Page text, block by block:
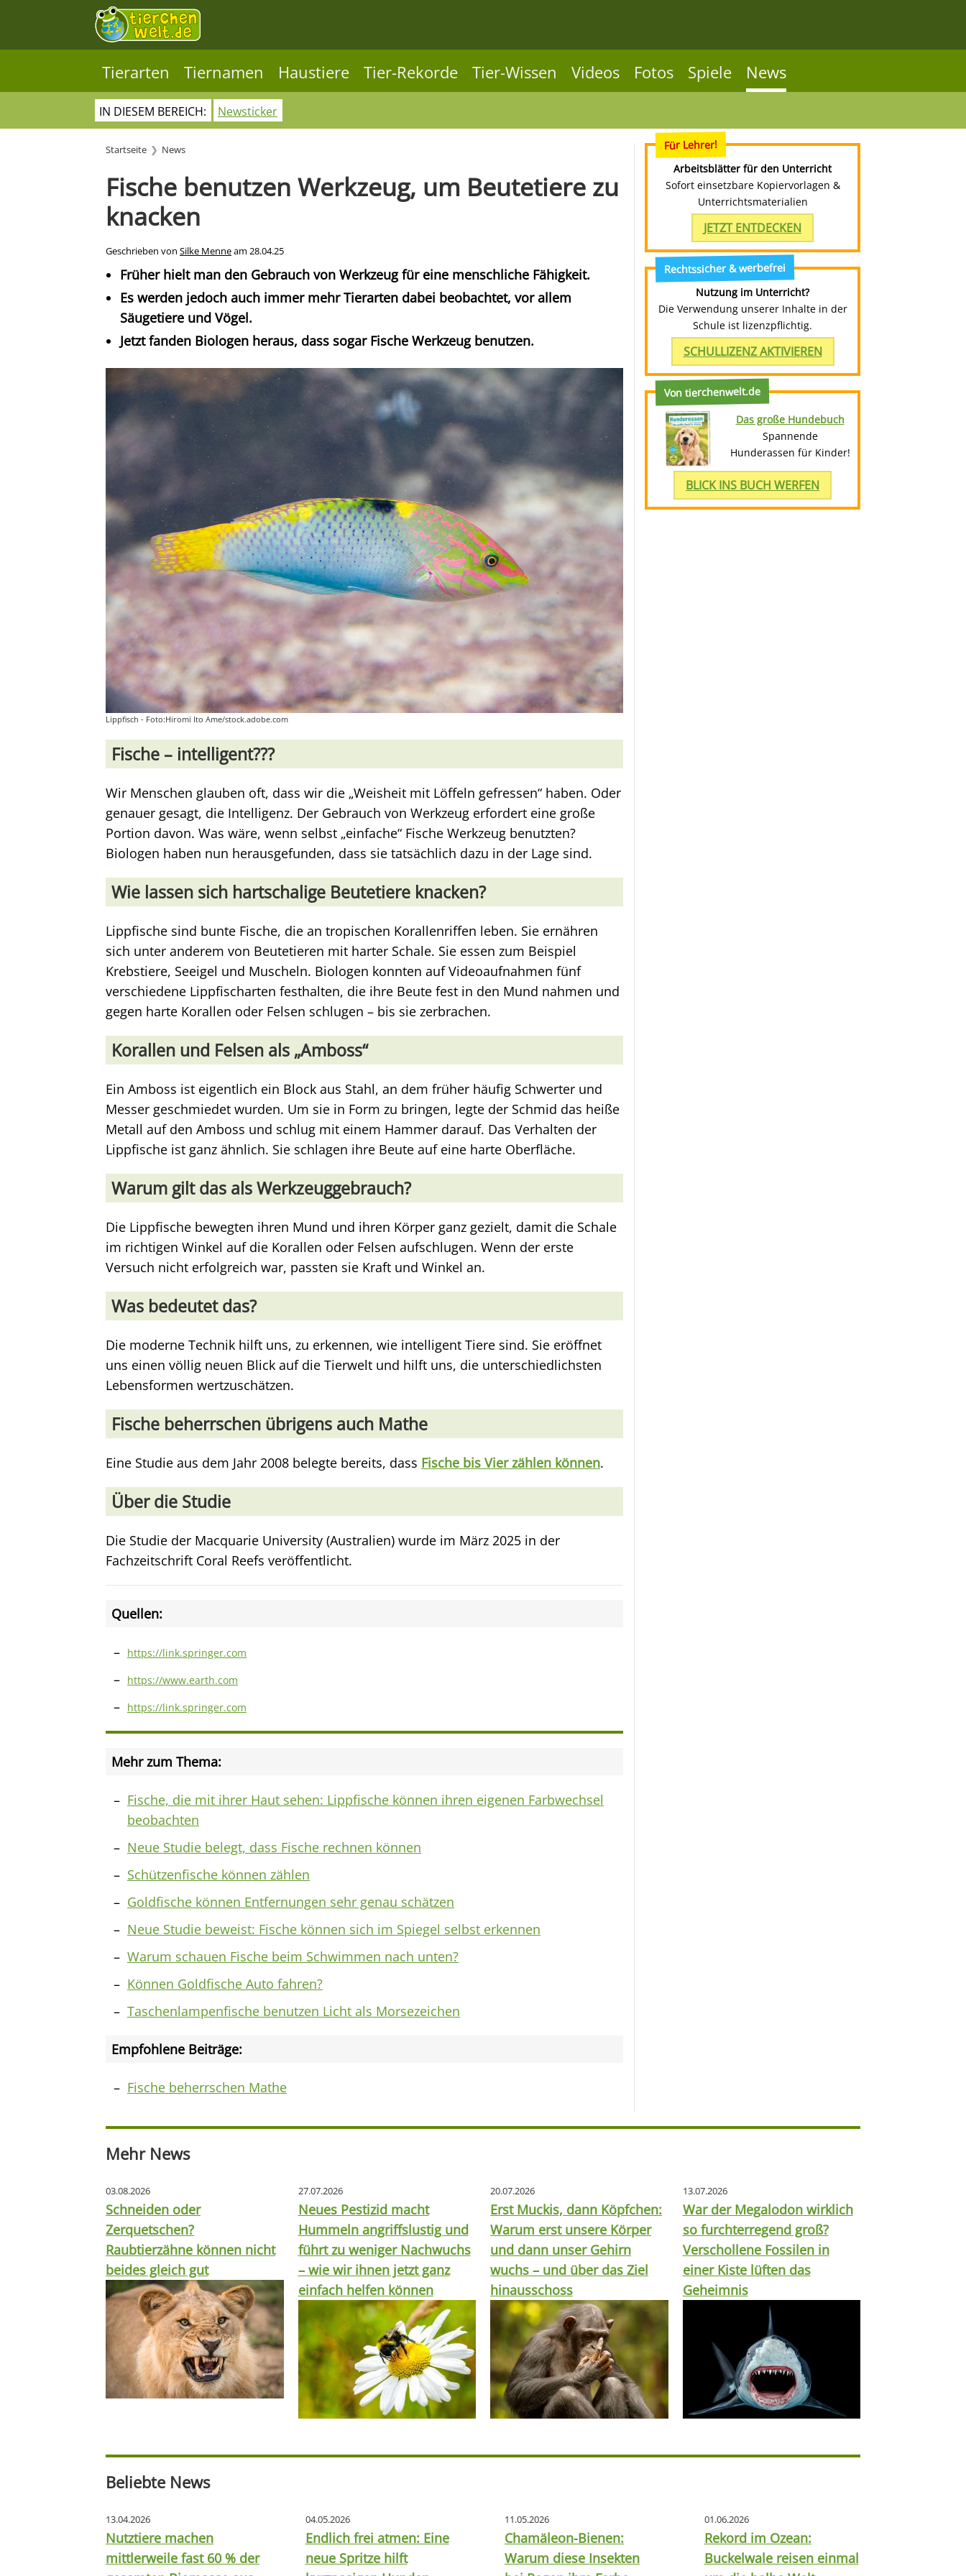
Tierarten Tiernamen Haustiere Tier-Rekorde Tier-Wissen Videos Fotos Spiele News
IN DIESEM BEREICH: Newsticker
Startseite News
Fische benutzen Werkzeug, um Beutetiere zu
knacken
Geschrieben von Silke Menneam 28.04.25
Früher hielt man den Gebrauch von Werkzeug für eine menschliche Fähigkeit.
Es werden jedoch auch immer mehr Tierarten dabei beobachtet, vor allem
Säugetiere und Vögel.
Jetzt fanden Biologen heraus, dass sogar Fische Werkzeug benutzen.
Lippfisch - Foto:Hiromi Ito Ame/stock.adobe.com
Fische – intelligent???
Wir Menschen glauben oft, dass wir die „Weisheit mit Löffeln gefressen“ haben. Oder
genauer gesagt, die Intelligenz. Der Gebrauch von Werkzeug erfordert eine große
Portion davon. Was wäre, wenn selbst „einfache“ Fische Werkzeug benutzten?
Biologen haben nun herausgefunden, dass sie tatsächlich dazu in der Lage sind.
Wie lassen sich hartschalige Beutetiere knacken?
Lippfische sind bunte Fische, die an tropischen Korallenriffen leben. Sie ernähren
sich unter anderem von Beutetieren mit harter Schale. Sie essen zum Beispiel
Krebstiere, Seeigel und Muscheln. Biologen konnten auf Videoaufnahmen fünf
verschiedene Lippfischarten festhalten, die ihre Beute fest in den Mund nahmen und
gegen harte Korallen oder Felsen schlugen – bis sie zerbrachen.
Korallen und Felsen als „Amboss“
Ein Amboss ist eigentlich ein Block aus Stahl, an dem früher häufig Schwerter und
Messer geschmiedet wurden. Um sie in Form zu bringen, legte der Schmid das heiße
Metall auf den Amboss und schlug mit einem Hammer darauf. Das Verhalten der
Lippfische ist ganz ähnlich. Sie schlagen ihre Beute auf eine harte Oberfläche.
Warum gilt das als Werkzeuggebrauch?
Die Lippfische bewegten ihren Mund und ihren Körper ganz gezielt, damit die Schale
im richtigen Winkel auf die Korallen oder Felsen aufschlugen. Wenn der erste
Versuch nicht erfolgreich war, passten sie Kraft und Winkel an.
Was bedeutet das?
Die moderne Technik hilft uns, zu erkennen, wie intelligent Tiere sind. Sie eröffnet
uns einen völlig neuen Blick auf die Tierwelt und hilft uns, die unterschiedlichsten
Lebensformen wertzuschätzen.
Fische beherrschen übrigens auch Mathe
Eine Studie aus dem Jahr 2008 belegte bereits, dass Fische bis Vier zählen können.
Über die Studie
Die Studie der Macquarie University (Australien) wurde im März 2025 in der
Fachzeitschrift Coral Reefs veröffentlicht.
Quellen:
https://link.springer.com
https://www.earth.com
https://link.springer.com
Mehr zum Thema:
Fische, die mit ihrer Haut sehen: Lippfische können ihren eigenen Farbwechsel
beobachten
Neue Studie belegt, dass Fische rechnen können
Schützenfische können zählen
Goldfische können Entfernungen sehr genau schätzen
Neue Studie beweist: Fische können sich im Spiegel selbst erkennen
Warum schauen Fische beim Schwimmen nach unten?
Können Goldfische Auto fahren?
Taschenlampenfische benutzen Licht als Morsezeichen
Empfohlene Beiträge:
Fische beherrschen Mathe
Für Lehrer!
Arbeitsblätter für den Unterricht
Sofort einsetzbare Kopiervorlagen &
Unterrichtsmaterialien
JETZT ENTDECKEN
Rechtssicher & werbefrei
Nutzung im Unterricht?
Die Verwendung unserer Inhalte in der
Schule ist lizenzpflichtig.
SCHULLIZENZ AKTIVIEREN
Von tierchenwelt.de
Das große Hundebuch
Spannende
Hunderassen für Kinder!
BLICK INS BUCH WERFEN
Mehr News
03.08.2026
Schneiden oder
Zerquetschen?
Raubtierzähne können nicht
beides gleich gut
27.07.2026
Neues Pestizid macht
Hummeln angriffslustig und
führt zu weniger Nachwuchs
– wie wir ihnen jetzt ganz
einfach helfen können
20.07.2026
Erst Muckis, dann Köpfchen:
Warum erst unsere Körper
und dann unser Gehirn
wuchs – und über das Ziel
hinausschoss
13.07.2026
War der Megalodon wirklich
so furchterregend groß?
Verschollene Fossilen in
einer Kiste lüften das
Geheimnis
Beliebte News
13.04.2026
Nutztiere machen
mittlerweile fast 60 % der
04.05.2026
Endlich frei atmen: Eine
neue Spritze hilft
11.05.2026
Chamäleon-Bienen:
Warum diese Insekten
01.06.2026
Rekord im Ozean:
Buckelwale reisen einmal